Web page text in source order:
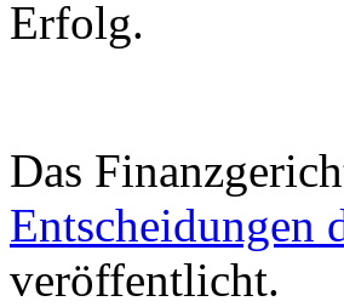
Erfolg.
Das
Entscheidungen
veröffentlicht.